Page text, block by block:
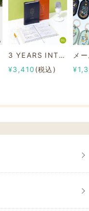
3 YEARS INTERVIEW DIARY
¥3,410 (税込)